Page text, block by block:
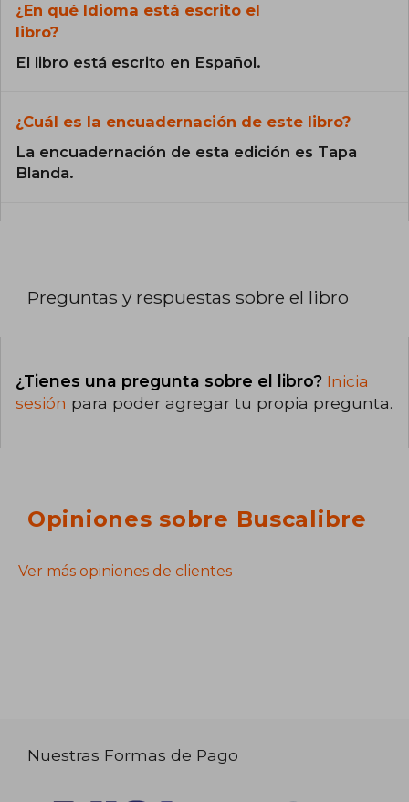
¿En qué Idioma está escrito el
libro?
El libro está escrito en Español.
¿Cuál es la encuadernación de este libro?
La encuadernación de esta edición es Tapa
Blanda.
Preguntas y respuestas sobre el libro
¿Tienes una pregunta sobre el libro? Inicia
sesión para poder agregar tu propia pregunta.
Opiniones sobre Buscalibre
Ver más opiniones de clientes
Nuestras Formas de Pago